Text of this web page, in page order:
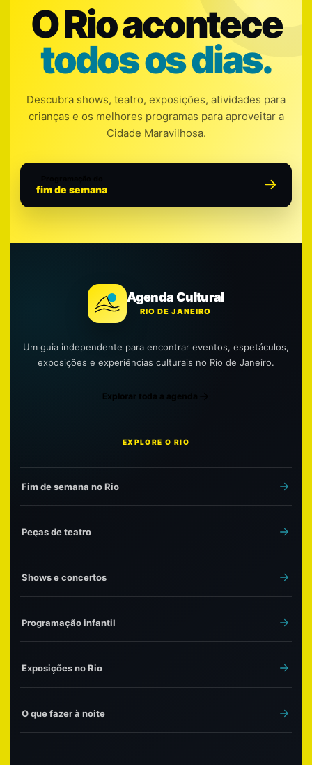
O Rio acontece
todos os dias.
Descubra shows, teatro, exposições, atividades para
crianças e os melhores programas para aproveitar a
Cidade Maravilhosa.
fim de semana
Agenda Cultural
RIO DE JANEIRO
Um guia independente para encontrar eventos, espetáculos,
exposições e experiências culturais no Rio de Janeiro.
Explorar toda a agenda
EXPLORE O RIO
Fim de semana no Rio
Peças de teatro
Shows e concertos
Programação infantil
Exposições no Rio
O que fazer à noite